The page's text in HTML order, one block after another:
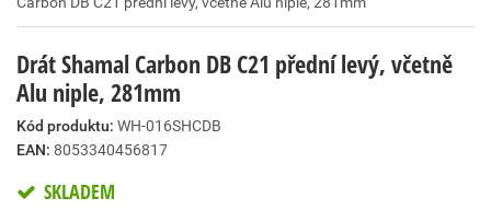
Drát Shamal Carbon DB C21 přední levý, včetně
Alu niple, 281mm
Kód produktu: WH-016SHCDB
EAN: 8053340456817
SKLADEM